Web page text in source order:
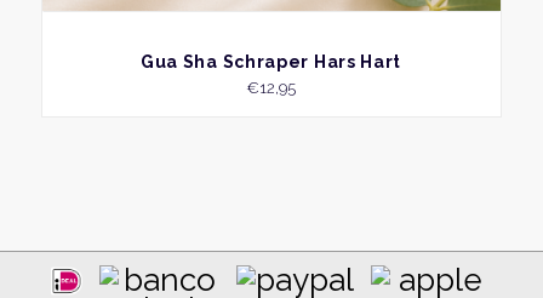
BEKIJK
Gua Sha Schraper Hars Hart
€12,95